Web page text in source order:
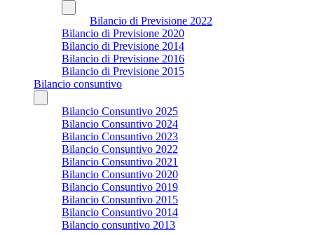
Bilancio di Previsione 2022
Bilancio di Previsione 2020
Bilancio di Previsione 2014
Bilancio di Previsione 2016
Bilancio di Previsione 2015
Bilancio consuntivo
Bilancio Consuntivo 2025
Bilancio Consuntivo 2024
Bilancio Consuntivo 2023
Bilancio Consuntivo 2022
Bilancio Consuntivo 2021
Bilancio Consuntivo 2020
Bilancio Consuntivo 2019
Bilancio Consuntivo 2015
Bilancio Consuntivo 2014
Bilancio consuntivo 2013